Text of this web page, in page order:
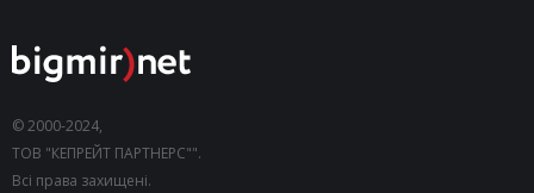
© 2000-2024,
ТОВ "КЕПРЕЙТ ПАРТНЕРС"".
Всі права захищені.